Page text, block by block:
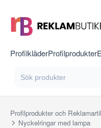
ProfilkläderProfilprodukter
Profilprodukter och
Nyckelringar med lampa